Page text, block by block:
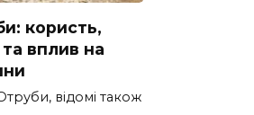
користь,
вплив на
відомі також